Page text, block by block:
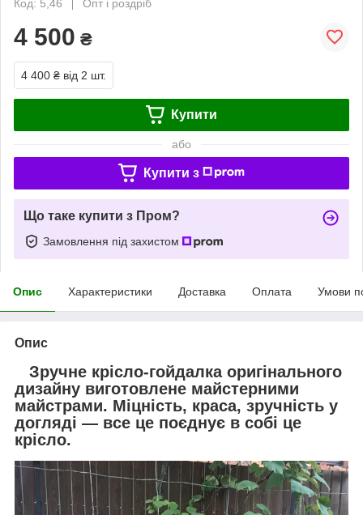
Код: 5,46
Опт і роздріб
4 500 ₴
4 400 ₴ від 2 шт.
Купити
або
Купити з
Що таке купити з Пром?
Замовлення під захистом
Опис Характеристики Доставка Оплата Умови
Опис
Зручне крісло-гойдалка оригінального
дизайну виготовлене майстерними
майстрами. Міцність, краса, зручність у
догляді — все це поєднує в собі це
крісло.